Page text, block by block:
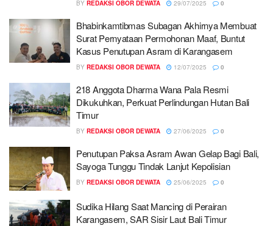
BY REDAKSI OBOR DEWATA 29/07/2025 0
Bhabinkamtibmas Subagan Akhirnya Membuat
Surat Pernyataan Permohonan Maaf, Buntut
Kasus Penutupan Asram di Karangasem
BY REDAKSI OBOR DEWATA 12/07/2025 0
218 Anggota Dharma Wana Pala Resmi
Dikukuhkan, Perkuat Perlindungan Hutan Bali
Timur
BY REDAKSI OBOR DEWATA 27/06/2025 0
Penutupan Paksa Asram Awan Gelap Bagi Bali,
Sayoga Tunggu Tindak Lanjut Kepolisian
BY REDAKSI OBOR DEWATA 25/06/2025 0
Sudika Hilang Saat Mancing di Perairan
Karangasem, SAR Sisir Laut Bali Timur